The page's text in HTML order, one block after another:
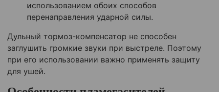
использованием обоих способов
перенаправления ударной силы.
Дульный тормоз-компенсатор не способен
заглушить громкие звуки при выстреле. Поэтому
при его использовании важно применять защиту
для ушей.